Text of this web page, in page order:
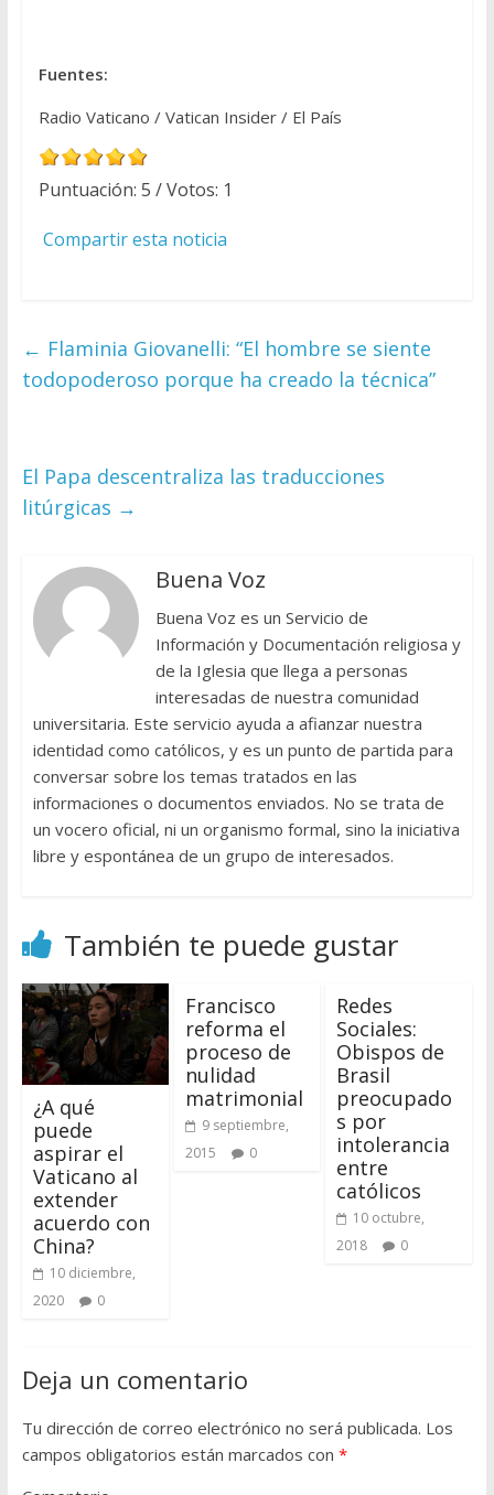
Fuentes:
Radio Vaticano / Vatican Insider / El País
Puntuación: 5 / Votos: 1
Compartir esta noticia
← Flaminia Giovanelli: “El hombre se siente
todopoderoso porque ha creado la técnica”
El Papa descentraliza las traducciones
litúrgicas →
Buena Voz
Buena Voz es un Servicio de
Información y Documentación religiosa y
de la Iglesia que llega a personas
interesadas de nuestra comunidad
universitaria. Este servicio ayuda a afianzar nuestra
identidad como católicos, y es un punto de partida para
conversar sobre los temas tratados en las
informaciones o documentos enviados. No se trata de
un vocero oficial, ni un organismo formal, sino la iniciativa
libre y espontánea de un grupo de interesados.
También te puede gustar
¿A qué
puede
aspirar el
Vaticano al
extender
acuerdo con
China?
10 diciembre,
2020
0
Francisco
reforma el
proceso de
nulidad
matrimonial
9 septiembre,
2015
0
Redes
Sociales:
Obispos de
Brasil
preocupado
s por
intolerancia
entre
católicos
10 octubre,
2018
0
Deja un comentario
Tu dirección de correo electrónico no será publicada. Los
campos obligatorios están marcados con *